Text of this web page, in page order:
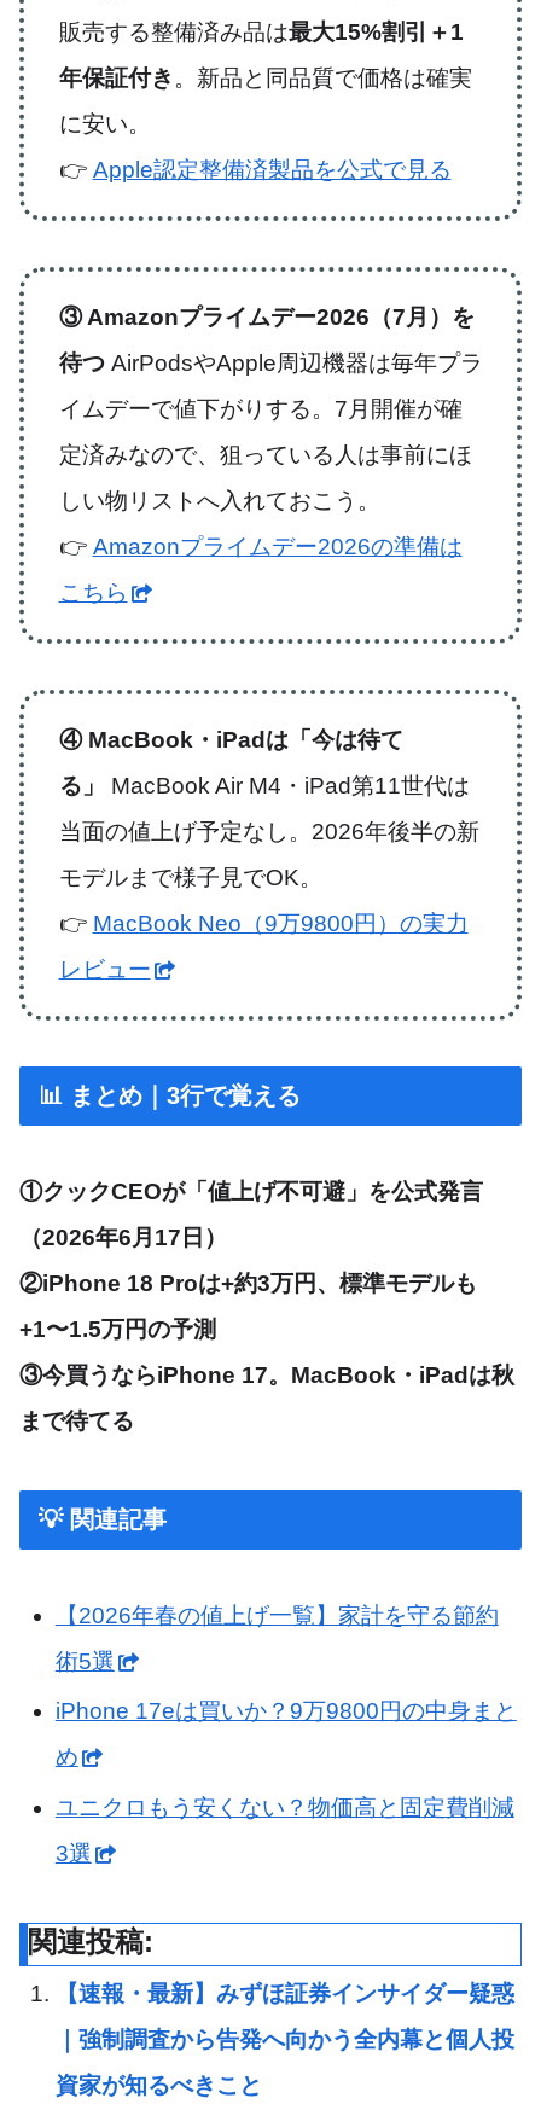
販売する整備済み品は最大15%割引＋1
年保証付き 。新品と同品質で価格は確実
に安い。
👉 Apple認定整備済製品を公式で見る
③ Amazonプライムデー2026（7月）を
待つAirPodsやApple周辺機器は毎年プラ
イムデーで値下がりする。7月開催が確
定済みなので、狙っている人は事前にほ
しい物リストへ入れておこう。
👉 Amazonプライムデー2026の準備は
こちら
④ MacBook・iPadは「今は待て
る」
MacBook Air M4・iPad第11世代は
当面の値上げ予定なし。2026年後半の新
モデルまで様子見でOK。
👉 MacBook Neo（9万9800円）の実力
レビュー
📊 まとめ｜3行で覚える
①クックCEOが「値上げ不可避」を公式発言
（2026年6月17日）
②iPhone 18 Proは+約3万円、標準モデルも
+1〜1.5万円の予測
③今買うならiPhone 17。MacBook・iPadは秋
まで待てる
💡 関連記事
【2026年春の値上げ一覧】家計を守る節約
術5選
iPhone 17eは買いか？9万9800円の中身まと
め
ユニクロもう安くない？物価高と固定費削減
3選
関連投稿:
【速報・最新】みずほ証券インサイダー疑惑
｜強制調査から告発へ向かう全内幕と個人投
資家が知るべきこと